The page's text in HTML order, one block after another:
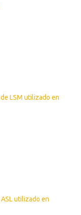
LSM utilizado en
utilizado en